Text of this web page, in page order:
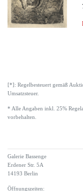
[*]: Regelbesteuert gemäß
Umsatzsteuer.
* Alle Angaben inkl. 25%
vorbehalten.
Galerie Bassenge
Erdener Str. 5A
14193 Berlin
Öffnungszeiten: